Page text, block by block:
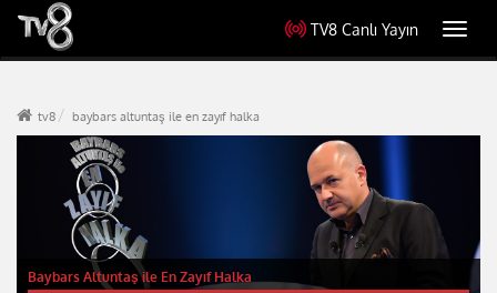
TV8 Canlı Yayın
tv8 baybars altuntaş ile en zayıf halka
Baybars Altuntaş ile En Zayıf Halka